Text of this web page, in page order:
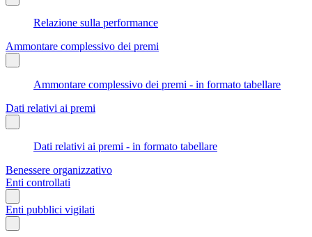
Relazione sulla performance
Ammontare complessivo dei premi
Ammontare complessivo dei premi - in formato tabellare
Dati relativi ai premi
Dati relativi ai premi - in formato tabellare
Benessere organizzativo
Enti controllati
Enti pubblici vigilati